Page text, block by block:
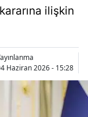
ilişkin
Haziran 2026 - 15:28